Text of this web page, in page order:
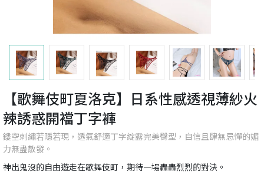
【歌舞伎町夏洛克】日系性感透視薄紗火
辣誘惑開襠丁字褲
鏤空刺繡若隱若現，透氣舒適丁字綻露完美臀型，自信且肆無忌憚的媚
力無盡散發。
神出鬼沒的自由遊走在歌舞伎町，期待一場轟轟烈烈的對決。